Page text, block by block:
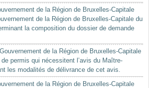
de la Région de Bruxelles-Capitale
de la Région de Bruxelles-Capitale du
la composition du dossier de demande
de la Région de Bruxelles-Capitale
permis qui nécessitent l’avis du Maître-
les modalités de délivrance de cet avis.
de la Région de Bruxelles-Capitale